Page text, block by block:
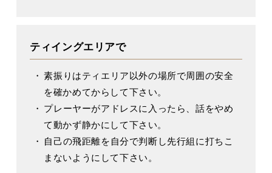
ティイングエリアで
素振りはティエリア以外の場所で周囲の安全
を確かめてからして下さい。
プレーヤーがアドレスに入ったら、話をやめ
て動かず静かにして下さい。
自己の飛距離を自分で判断し先行組に打ちこ
まないようにして下さい。